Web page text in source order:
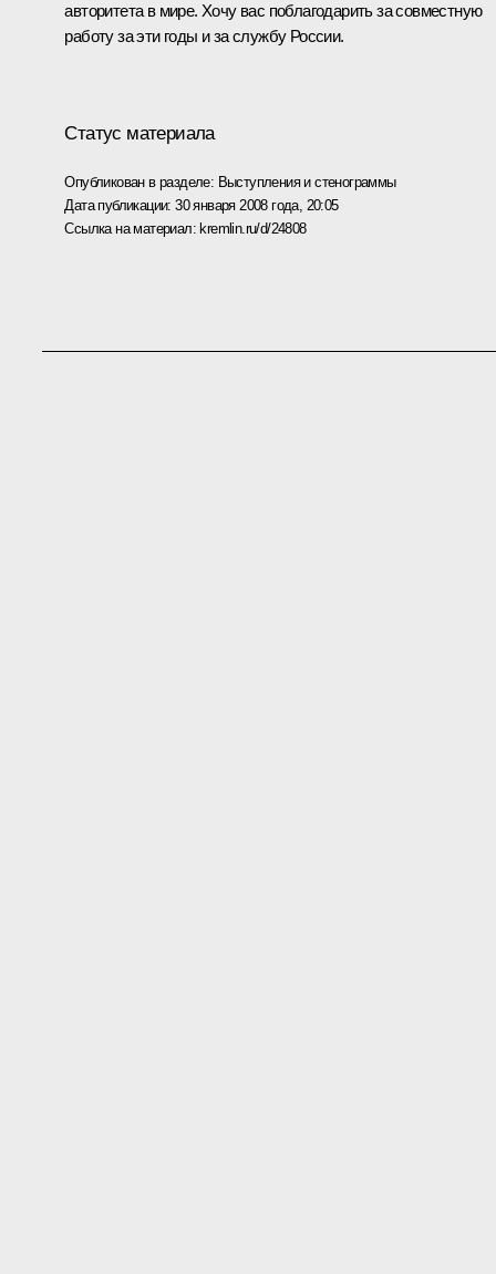
авторитета в мире. Хочу вас поблагодарить за совместную
работу за эти годы и за службу России.
Статус материала
Опубликован в разделе: Выступления и стенограммы
Дата публикации:30 января 2008 года, 20:05
Ссылка на материал:kremlin.ru/d/24808